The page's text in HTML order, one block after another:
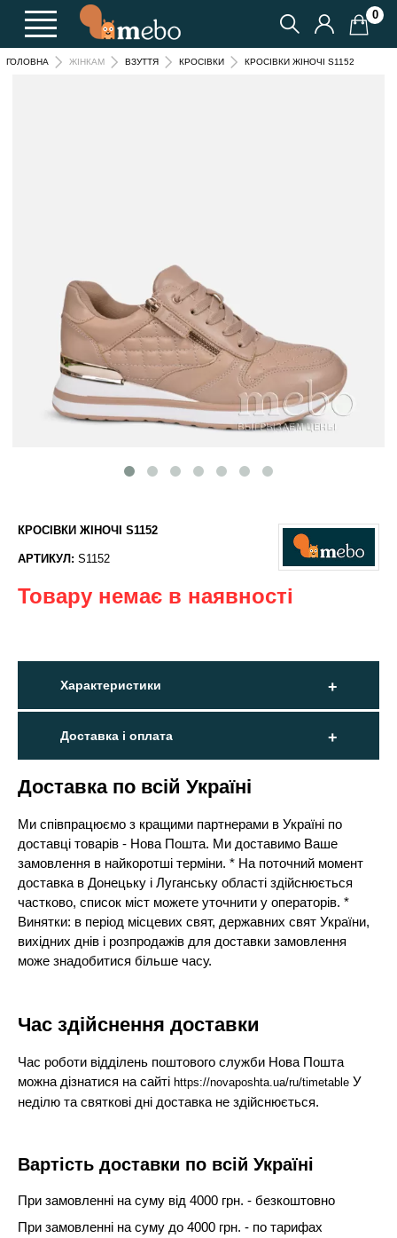
0
ГОЛОВНА ЖІНКАМ ВЗУТТЯ КРОСІВКИ КРОСІВКИ ЖІНОЧІ S1152
КРОСІВКИ ЖІНОЧІ S1152
АРТИКУЛ: S1152
Товару немає в наявності
Характеристики
Доставка і оплата
Доставка по всій Україні
Ми співпрацюємо з кращими партнерами в Україні по
доставці товарів - Нова Пошта. Ми доставимо Ваше
замовлення в найкоротші терміни. * На поточний момент
доставка в Донецьку і Луганську області здійснюється
частково, список міст можете уточнити у операторів. *
Винятки: в період місцевих свят, державних свят України,
вихідних днів і розпродажів для доставки замовлення
може знадобитися більше часу.
Час здійснення доставки
Час роботи відділень поштового служби Нова Пошта
можна дізнатися на сайтіhttps://novaposhta.ua/ru/timetable У
неділю та святкові дні доставка не здійснюється.
Вартість доставки по всій Україні
При замовленні на суму від 4000 грн. - безкоштовно
При замовленні на суму до 4000 грн. - по тарифах